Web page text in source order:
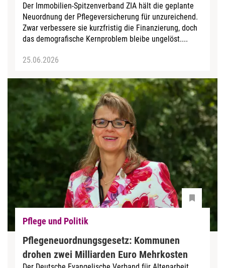
Der Immobilien-Spitzenverband ZIA hält die geplante
Neuordnung der Pflegeversicherung für unzureichend.
Zwar verbessere sie kurzfristig die Finanzierung, doch
das demografische Kernproblem bleibe ungelöst....
25.06.2026
Pflege und Politik
Pflegeneuordnungsgesetz: Kommunen
drohen zwei Milliarden Euro Mehrkosten